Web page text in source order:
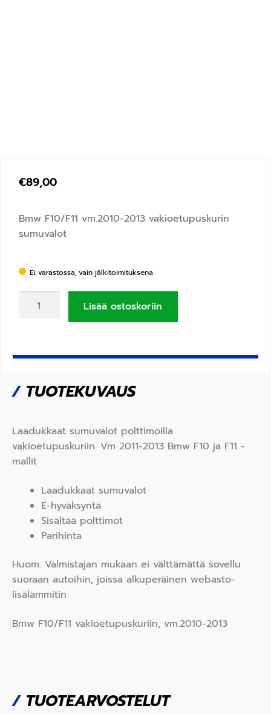
€89,00
Bmw F10/F11 vm.2010-2013 vakioetupuskurin
sumuvalot
Ei varastossa, vain jälkitoimituksena
Lisää ostoskoriin
/TUOTEKUVAUS
Laadukkaat sumuvalot polttimoilla
vakioetupuskuriin. Vm 2011-2013 Bmw F10 ja F11 -
mallit
Laadukkaat sumuvalot
E-hyväksyntä
Sisältää polttimot
Parihinta
Huom. Valmistajan mukaan ei välttämättä sovellu
suoraan autoihin, joissa alkuperäinen webasto-
lisälämmitin
Bmw F10/F11 vakioetupuskuriin, vm.2010-2013
/TUOTEARVOSTELUT